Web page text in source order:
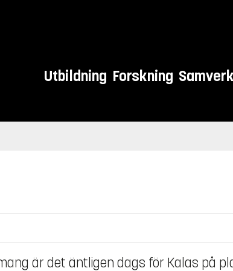
Utbildning Forskning
är det äntligen dags för Kalas på